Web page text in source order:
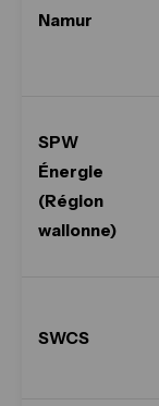
Namur
SPW
Énergie
(Région
wallonne)
SWCS